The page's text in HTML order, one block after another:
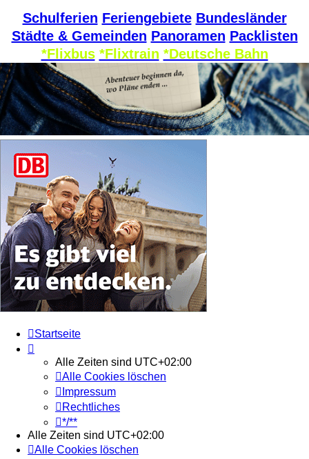
Schulferien Feriengebiete Bundesländer
Städte & Gemeinden Panoramen Packlisten
*Flixbus *Flixtrain *Deutsche Bahn
Startseite
Alle Zeiten sind UTC+02:00
Alle Cookies löschen
Impressum
Rechtliches
*/**
Alle Zeiten sind UTC+02:00
Alle Cookies löschen